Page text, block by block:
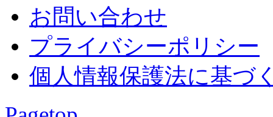
お問い合わせ
プライバシーポリシー
個人情報保護法に基づ